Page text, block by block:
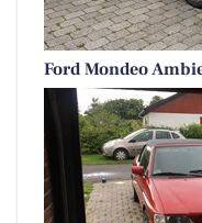
Ford Mondeo